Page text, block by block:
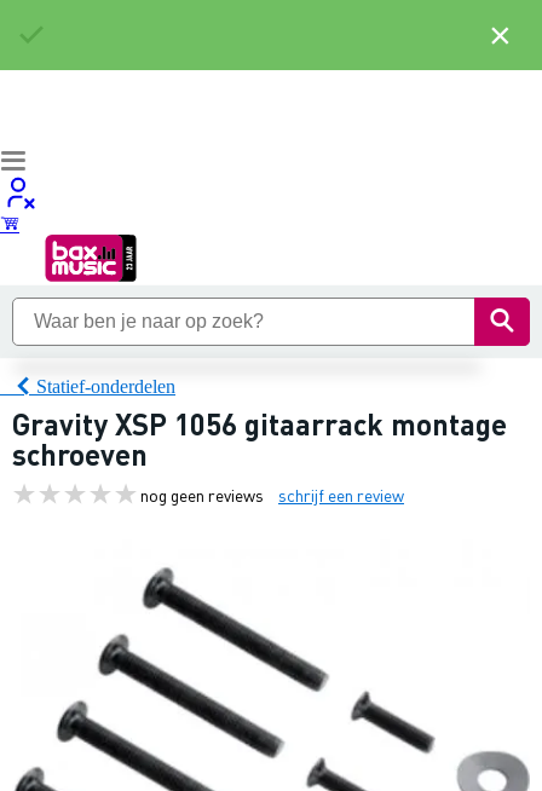
Statief-onderdelen
Gravity XSP 1056 gitaarrack montage
schroeven
nog geen reviews schrijf een review
×